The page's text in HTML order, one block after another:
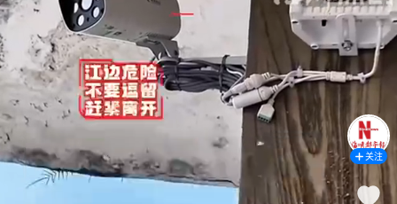
关注